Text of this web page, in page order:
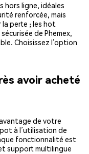
hors ligne, idéales
renforcée, mais
perte ; les hot
de Phemex,
Choisissez l’option
avoir acheté
de votre
à l’utilisation de
fonctionnalité est
support multilingue